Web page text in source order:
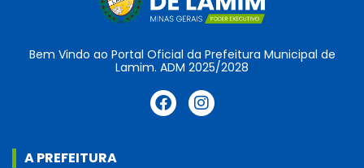
Bem Vindo ao Portal Oficial da Prefeitura Municipal de
Lamim. ADM 2025/2028
A PREFEITURA